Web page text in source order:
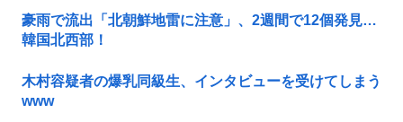
豪雨で流出「北朝鮮地雷に注意」、2週間で12個発見…
韓国北西部！
木村容疑者の爆乳同級生、インタビューを受けてしまう
www